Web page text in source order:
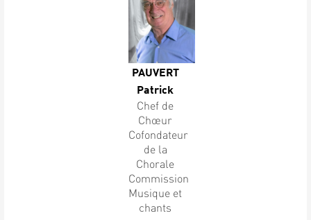
PAUVERT
Patrick
Chef de
Chœur
Cofondateur
de la
Chorale
Commission
Musique et
chants